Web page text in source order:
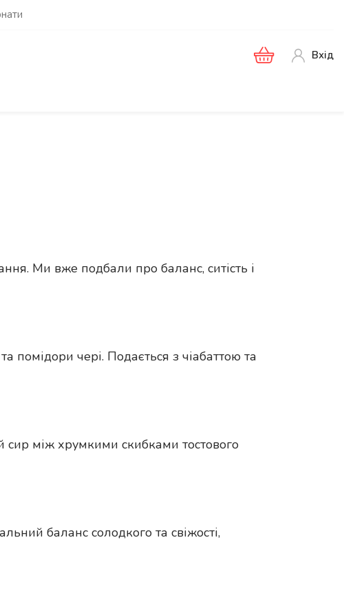
Вхід
Ми вже подбали про баланс, ситість і
помідори чері. Подається з чіабаттою та
сир між хрумкими скибками тостового
баланс солодкого та свіжості,